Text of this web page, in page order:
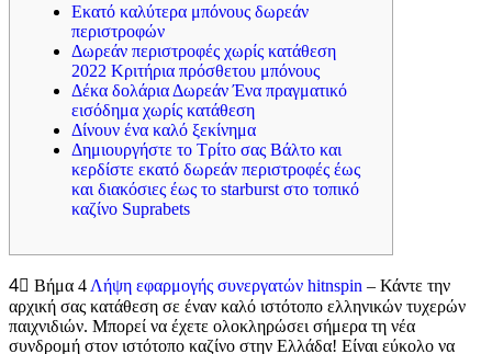
Εκατό καλύτερα μπόνους δωρεάν
περιστροφών
Δωρεάν περιστροφές χωρίς κατάθεση
2022 Κριτήρια πρόσθετου μπόνους
Δέκα δολάρια Δωρεάν Ένα πραγματικό
εισόδημα χωρίς κατάθεση
Δίνουν ένα καλό ξεκίνημα
Δημιουργήστε το Τρίτο σας Βάλτο και
κερδίστε εκατό δωρεάν περιστροφές έως
και διακόσιες έως το starburst στο τοπικό
καζίνο Suprabets
4⃣ Βήμα 4 Λήψη εφαρμογής συνεργατών hitnspin – Κάντε την
αρχική σας κατάθεση σε έναν καλό ιστότοπο ελληνικών τυχερών
παιχνιδιών. Μπορεί να έχετε ολοκληρώσει σήμερα τη νέα
συνδρομή στον ιστότοπο καζίνο στην Ελλάδα! Είναι εύκολο να